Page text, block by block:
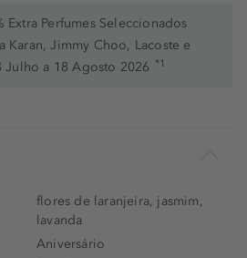
Extra Perfumes Seleccionados
Karan, Jimmy Choo, Lacoste e
Julho a 18 Agosto 2026 *1
flores de laranjeira, jasmim,
lavanda
Aniversário